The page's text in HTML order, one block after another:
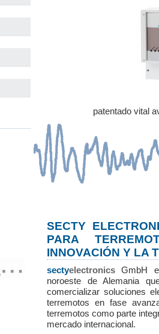
patentado vital
SECTY
PARA
INNOVACIÓN Y LA
sectyelectronics GmbH
noroeste de Alemania
comercializar soluciones
terremotos en fase
terremotos como parte
mercado internacional.